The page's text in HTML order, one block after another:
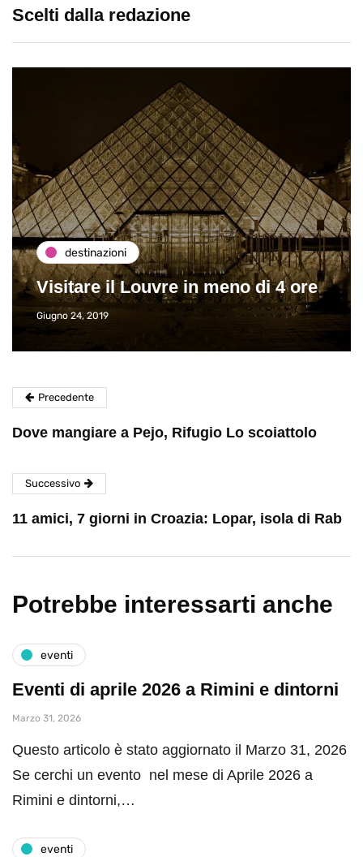
Scelti dalla redazione
destinazioni
Visitare il Louvre in meno di 4 ore
Giugno 24, 2019
Precedente
Dove mangiare a Pejo, Rifugio Lo scoiattolo
Successivo
11 amici, 7 giorni in Croazia: Lopar, isola di Rab
Potrebbe interessarti anche
eventi
Eventi di aprile 2026 a Rimini e dintorni
Marzo 31, 2026
Questo articolo è stato aggiornato il Marzo 31, 2026
Se cerchi un evento nel mese di Aprile 2026 a
Rimini e dintorni,…
eventi